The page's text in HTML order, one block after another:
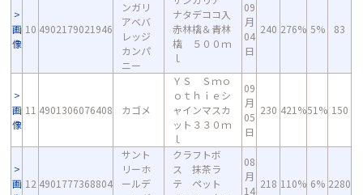
画
像
10 4902179021946
ンガリ
アベバ
レッジ
カンパ
ニー
ナタデココ入
赤林檎＆青林
檎 ５００ｍ
ｌ
09
月
04
日
240 276% 5% 83
画
像
11 4901306076408 カゴメ
ＹＳ Ｓｍｏ
ｏｔｈｉｅシ
ャインマスカ
ット３３０ｍ
ｌ
09
月
05
日
230 421%51% 150
画 12 4901777368804
サント
リーホ
ールデ
クラフトボ
ス 抹茶ラ
テ ペット
08
月
14
218 110% 6% 2280